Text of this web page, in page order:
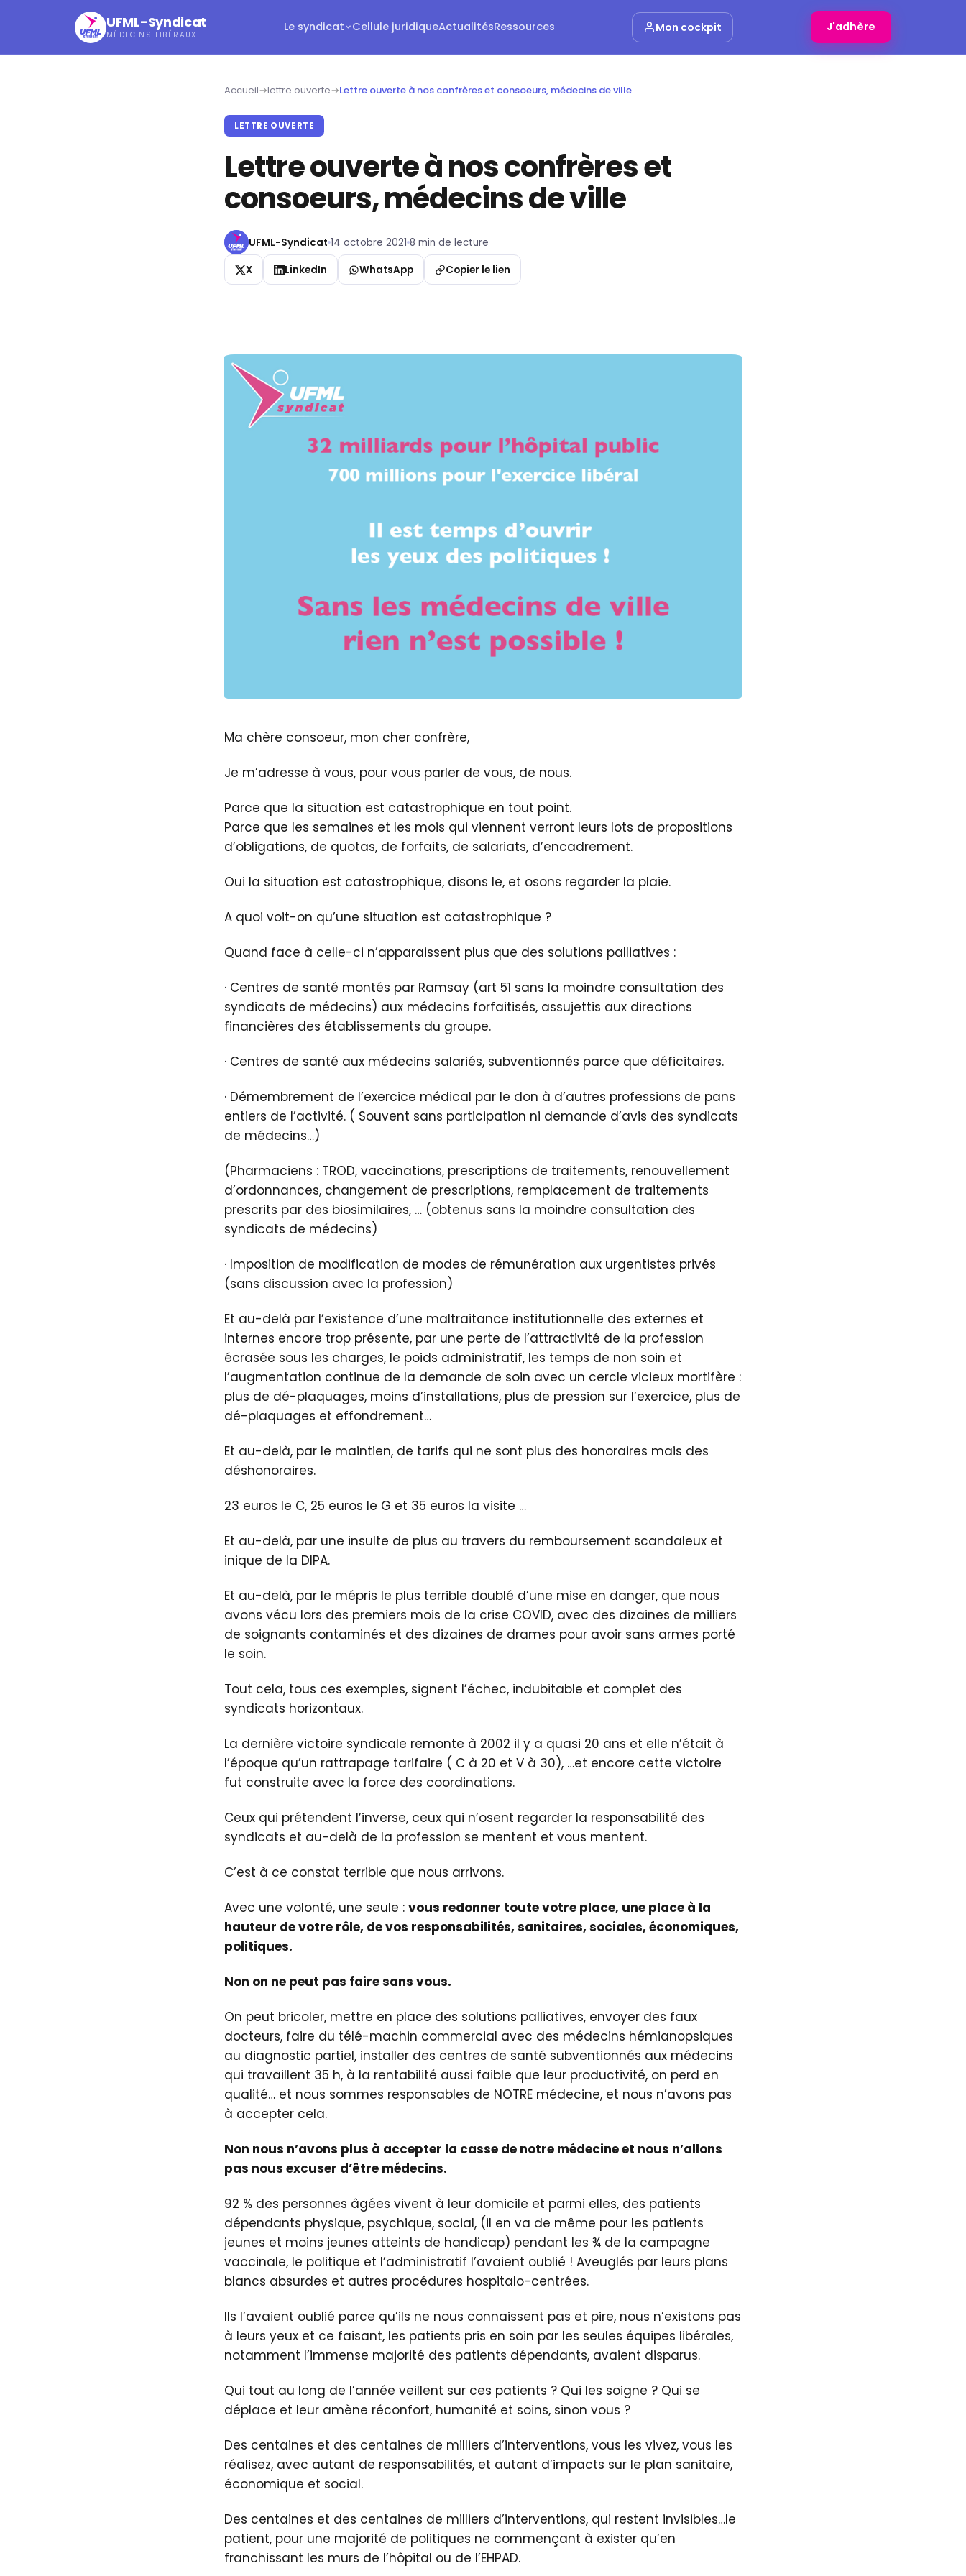
UFML-Syndicat
MÉDECINS LIBÉRAUX
Le syndicat Cellule juridiqueActualitésRessources Mon cockpit J'adhère
Accueil→lettre ouverte→Lettre ouverte à nos confrères et consoeurs, médecins de ville
LETTRE OUVERTE
Lettre ouverte à nos confrères et
consoeurs, médecins de ville
UFML-Syndicat 14 octobre 2021 8 min de lecture
X
LinkedIn WhatsApp Copier le lien
Ma chère consoeur, mon cher confrère,
Je m’adresse à vous, pour vous parler de vous, de nous.
Parce que la situation est catastrophique en tout point.
Parce que les semaines et les mois qui viennent verront leurs lots de propositions
d’obligations, de quotas, de forfaits, de salariats, d’encadrement.
Oui la situation est catastrophique, disons le, et osons regarder la plaie.
A quoi voit-on qu’une situation est catastrophique ?
Quand face à celle-ci n’apparaissent plus que des solutions palliatives :
· Centres de santé montés par Ramsay (art 51 sans la moindre consultation des
syndicats de médecins) aux médecins forfaitisés, assujettis aux directions
financières des établissements du groupe.
· Centres de santé aux médecins salariés, subventionnés parce que déficitaires.
· Démembrement de l’exercice médical par le don à d’autres professions de pans
entiers de l’activité. ( Souvent sans participation ni demande d’avis des syndicats
de médecins…)
(Pharmaciens : TROD, vaccinations, prescriptions de traitements, renouvellement
d’ordonnances, changement de prescriptions, remplacement de traitements
prescrits par des biosimilaires, … (obtenus sans la moindre consultation des
syndicats de médecins)
· Imposition de modification de modes de rémunération aux urgentistes privés
(sans discussion avec la profession)
Et au-delà par l’existence d’une maltraitance institutionnelle des externes et
internes encore trop présente, par une perte de l’attractivité de la profession
écrasée sous les charges, le poids administratif, les temps de non soin et
l’augmentation continue de la demande de soin avec un cercle vicieux mortifère :
plus de dé-plaquages, moins d’installations, plus de pression sur l’exercice, plus de
dé-plaquages et effondrement…
Et au-delà, par le maintien, de tarifs qui ne sont plus des honoraires mais des
déshonoraires.
23 euros le C, 25 euros le G et 35 euros la visite …
Et au-delà, par une insulte de plus au travers du remboursement scandaleux et
inique de la DIPA.
Et au-delà, par le mépris le plus terrible doublé d’une mise en danger, que nous
avons vécu lors des premiers mois de la crise COVID, avec des dizaines de milliers
de soignants contaminés et des dizaines de drames pour avoir sans armes porté
le soin.
Tout cela, tous ces exemples, signent l’échec, indubitable et complet des
syndicats horizontaux.
La dernière victoire syndicale remonte à 2002 il y a quasi 20 ans et elle n’était à
l’époque qu’un rattrapage tarifaire ( C à 20 et V à 30), …et encore cette victoire
fut construite avec la force des coordinations.
Ceux qui prétendent l’inverse, ceux qui n’osent regarder la responsabilité des
syndicats et au-delà de la profession se mentent et vous mentent.
C’est à ce constat terrible que nous arrivons.
Avec une volonté, une seule : vous redonner toute votre place, une place à la
hauteur de votre rôle, de vos responsabilités, sanitaires, sociales, économiques,
politiques.
Non on ne peut pas faire sans vous.
On peut bricoler, mettre en place des solutions palliatives, envoyer des faux
docteurs, faire du télé-machin commercial avec des médecins hémianopsiques
au diagnostic partiel, installer des centres de santé subventionnés aux médecins
qui travaillent 35 h, à la rentabilité aussi faible que leur productivité, on perd en
qualité… et nous sommes responsables de NOTRE médecine, et nous n’avons pas
à accepter cela.
Non nous n’avons plus à accepter la casse de notre médecine et nous n’allons
pas nous excuser d’être médecins.
92 % des personnes âgées vivent à leur domicile et parmi elles, des patients
dépendants physique, psychique, social, (il en va de même pour les patients
jeunes et moins jeunes atteints de handicap) pendant les ¾ de la campagne
vaccinale, le politique et l’administratif l’avaient oublié ! Aveuglés par leurs plans
blancs absurdes et autres procédures hospitalo-centrées.
Ils l’avaient oublié parce qu’ils ne nous connaissent pas et pire, nous n’existons pas
à leurs yeux et ce faisant, les patients pris en soin par les seules équipes libérales,
notamment l’immense majorité des patients dépendants, avaient disparus.
Qui tout au long de l’année veillent sur ces patients ? Qui les soigne ? Qui se
déplace et leur amène réconfort, humanité et soins, sinon vous ?
Des centaines et des centaines de milliers d’interventions, vous les vivez, vous les
réalisez, avec autant de responsabilités, et autant d’impacts sur le plan sanitaire,
économique et social.
Des centaines et des centaines de milliers d’interventions, qui restent invisibles…le
patient, pour une majorité de politiques ne commençant à exister qu’en
franchissant les murs de l’hôpital ou de l’EHPAD.